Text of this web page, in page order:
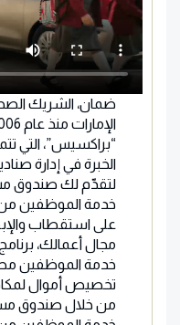
ضمان، الشريك
الخبرة في إدارة
لتقدّم لك صندوق
خدمة الموظفين
على استقطاب
مجال أعمالك،
خدمة الموظفين
تخصيص أموال
من خلال صندوق